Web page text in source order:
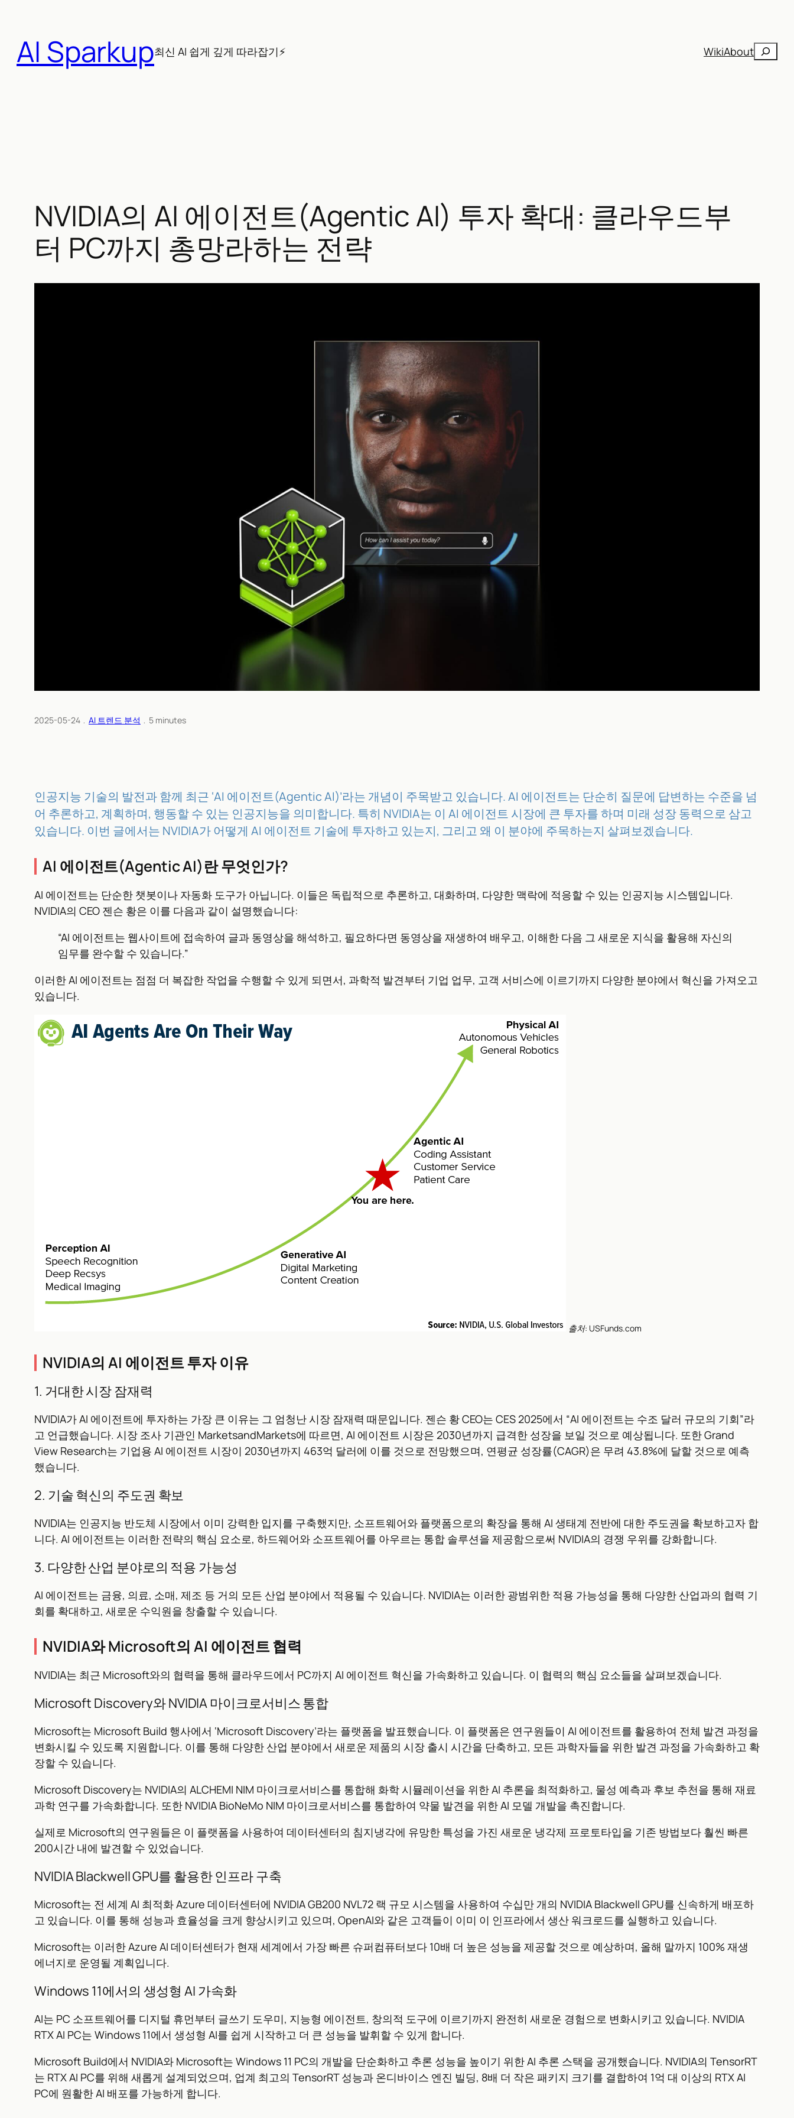
AI Sparkup최신 AI 쉽게 깊게 따라잡기⚡ WikiAbout검
NVIDIA의 AI 에이전트(Agentic AI) 투자 확대: 클라우드부
터 PC까지 총망라하는 전략
2025-05-24 ﹒ AI 트렌드 분석 ﹒ 5 minutes
인공지능 기술의 발전과 함께 최근 ‘AI 에이전트(Agentic AI)’라는 개념이 주목받고 있습니다. AI 에이전트는 단순히 질문에 답변하는 수준을 넘
어 추론하고, 계획하며, 행동할 수 있는 인공지능을 의미합니다. 특히 NVIDIA는 이 AI 에이전트 시장에 큰 투자를 하며 미래 성장 동력으로 삼고
있습니다. 이번 글에서는 NVIDIA가 어떻게 AI 에이전트 기술에 투자하고 있는지, 그리고 왜 이 분야에 주목하는지 살펴보겠습니다.
AI 에이전트(Agentic AI)란 무엇인가?
AI 에이전트는 단순한 챗봇이나 자동화 도구가 아닙니다. 이들은 독립적으로 추론하고, 대화하며, 다양한 맥락에 적응할 수 있는 인공지능 시스템입니다.
NVIDIA의 CEO 젠슨 황은 이를 다음과 같이 설명했습니다:
“AI 에이전트는 웹사이트에 접속하여 글과 동영상을 해석하고, 필요하다면 동영상을 재생하여 배우고, 이해한 다음 그 새로운 지식을 활용해 자신의
임무를 완수할 수 있습니다.”
이러한 AI 에이전트는 점점 더 복잡한 작업을 수행할 수 있게 되면서, 과학적 발견부터 기업 업무, 고객 서비스에 이르기까지 다양한 분야에서 혁신을 가져오고
있습니다.
출처: USFunds.com
NVIDIA의 AI 에이전트 투자 이유
1. 거대한 시장 잠재력
NVIDIA가 AI 에이전트에 투자하는 가장 큰 이유는 그 엄청난 시장 잠재력 때문입니다. 젠슨 황 CEO는 CES 2025에서 “AI 에이전트는 수조 달러 규모의 기회”라
고 언급했습니다. 시장 조사 기관인 MarketsandMarkets에 따르면, AI 에이전트 시장은 2030년까지 급격한 성장을 보일 것으로 예상됩니다. 또한 Grand
View Research는 기업용 AI 에이전트 시장이 2030년까지 463억 달러에 이를 것으로 전망했으며, 연평균 성장률(CAGR)은 무려 43.8%에 달할 것으로 예측
했습니다.
2. 기술 혁신의 주도권 확보
NVIDIA는 인공지능 반도체 시장에서 이미 강력한 입지를 구축했지만, 소프트웨어와 플랫폼으로의 확장을 통해 AI 생태계 전반에 대한 주도권을 확보하고자 합
니다. AI 에이전트는 이러한 전략의 핵심 요소로, 하드웨어와 소프트웨어를 아우르는 통합 솔루션을 제공함으로써 NVIDIA의 경쟁 우위를 강화합니다.
3. 다양한 산업 분야로의 적용 가능성
AI 에이전트는 금융, 의료, 소매, 제조 등 거의 모든 산업 분야에서 적용될 수 있습니다. NVIDIA는 이러한 광범위한 적용 가능성을 통해 다양한 산업과의 협력 기
회를 확대하고, 새로운 수익원을 창출할 수 있습니다.
NVIDIA와 Microsoft의 AI 에이전트 협력
NVIDIA는 최근 Microsoft와의 협력을 통해 클라우드에서 PC까지 AI 에이전트 혁신을 가속화하고 있습니다. 이 협력의 핵심 요소들을 살펴보겠습니다.
Microsoft Discovery와 NVIDIA 마이크로서비스 통합
Microsoft는 Microsoft Build 행사에서 ‘Microsoft Discovery’라는 플랫폼을 발표했습니다. 이 플랫폼은 연구원들이 AI 에이전트를 활용하여 전체 발견 과정을
변화시킬 수 있도록 지원합니다. 이를 통해 다양한 산업 분야에서 새로운 제품의 시장 출시 시간을 단축하고, 모든 과학자들을 위한 발견 과정을 가속화하고 확
장할 수 있습니다.
Microsoft Discovery는 NVIDIA의 ALCHEMI NIM 마이크로서비스를 통합해 화학 시뮬레이션을 위한 AI 추론을 최적화하고, 물성 예측과 후보 추천을 통해 재료
과학 연구를 가속화합니다. 또한 NVIDIA BioNeMo NIM 마이크로서비스를 통합하여 약물 발견을 위한 AI 모델 개발을 촉진합니다.
실제로 Microsoft의 연구원들은 이 플랫폼을 사용하여 데이터센터의 침지냉각에 유망한 특성을 가진 새로운 냉각제 프로토타입을 기존 방법보다 훨씬 빠른
200시간 내에 발견할 수 있었습니다.
NVIDIA Blackwell GPU를 활용한 인프라 구축
Microsoft는 전 세계 AI 최적화 Azure 데이터센터에 NVIDIA GB200 NVL72 랙 규모 시스템을 사용하여 수십만 개의 NVIDIA Blackwell GPU를 신속하게 배포하
고 있습니다. 이를 통해 성능과 효율성을 크게 향상시키고 있으며, OpenAI와 같은 고객들이 이미 이 인프라에서 생산 워크로드를 실행하고 있습니다.
Microsoft는 이러한 Azure AI 데이터센터가 현재 세계에서 가장 빠른 슈퍼컴퓨터보다 10배 더 높은 성능을 제공할 것으로 예상하며, 올해 말까지 100% 재생
에너지로 운영될 계획입니다.
Windows 11에서의 생성형 AI 가속화
AI는 PC 소프트웨어를 디지털 휴먼부터 글쓰기 도우미, 지능형 에이전트, 창의적 도구에 이르기까지 완전히 새로운 경험으로 변화시키고 있습니다. NVIDIA
RTX AI PC는 Windows 11에서 생성형 AI를 쉽게 시작하고 더 큰 성능을 발휘할 수 있게 합니다.
Microsoft Build에서 NVIDIA와 Microsoft는 Windows 11 PC의 개발을 단순화하고 추론 성능을 높이기 위한 AI 추론 스택을 공개했습니다. NVIDIA의 TensorRT
는 RTX AI PC를 위해 새롭게 설계되었으며, 업계 최고의 TensorRT 성능과 온디바이스 엔진 빌딩, 8배 더 작은 패키지 크기를 결합하여 1억 대 이상의 RTX AI
PC에 원활한 AI 배포를 가능하게 합니다.